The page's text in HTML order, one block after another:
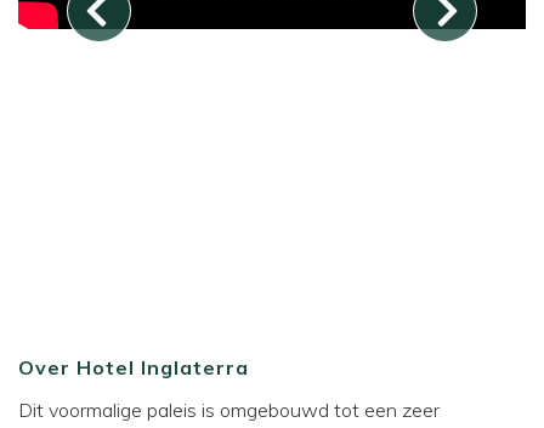
Over Hotel Inglaterra
Dit voormalige paleis is omgebouwd tot een zeer